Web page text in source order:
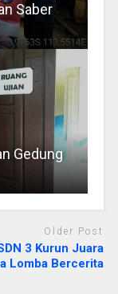
Saber
Gedung
Older Post
3 Kurun Juara
Lomba Bercerita